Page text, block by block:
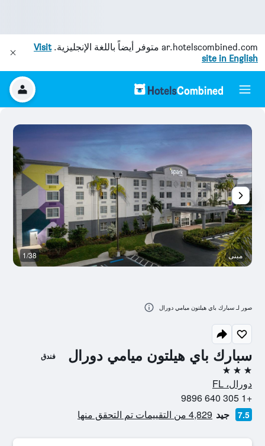
ar.hotelscombined.com متوفر أيضاً باللغة الإنجليزية.Visit
site in English
سبارك باي هيلتون ميامي دورال فندق
3 نجوم
دورال، FL
+1 305 640 9896
7.5 جيد 4,829 من التقييمات تم التحقق منها
مبنى 1/38
صور لـ سبارك باي هيلتون ميامي دورال